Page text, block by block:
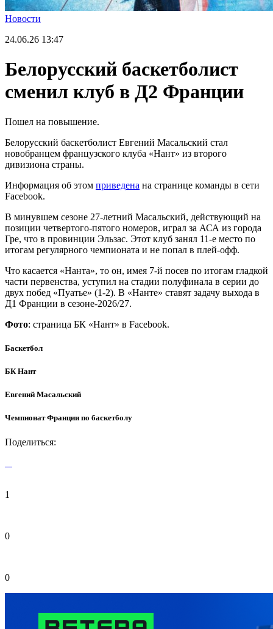
Новости
24.06.26 13:47
Белорусский баскетболист
сменил клуб в Д2 Франции
Пошел на повышение.
Белорусский баскетболист Евгений Масальский стал
новобранцем французского клуба «Нант» из второго
дивизиона страны.
Информация об этом приведена на странице команды в сети
Facebook.
В минувшем сезоне 27-летний Масальский, действующий на
позиции четвертого-пятого номеров, играл за АСА из города
Гре, что в провинции Эльзас. Этот клуб занял 11-е место по
итогам регулярного чемпионата и не попал в плей-офф.
Что касается «Нанта», то он, имея 7-й посев по итогам гладкой
части первенства, уступил на стадии полуфинала в серии до
двух побед «Пуатье» (1-2). В «Нанте» ставят задачу выхода в
Д1 Франции в сезоне-2026/27.
Фото: страница БК «Нант» в Facebook.
Баскетбол
БК Нант
Евгений Масальский
Чемпионат Франции по баскетболу
Поделиться:
1
0
0